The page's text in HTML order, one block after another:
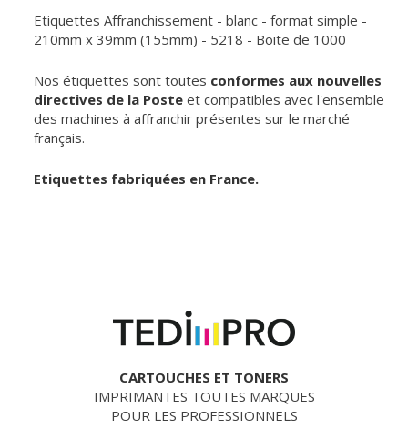
CARTOUCHES ET TONERS
IMPRIMANTES TOUTES MARQUES
POUR LES PROFESSIONNELS
Etiquettes Affranchissement - blanc - format simple -
210mm x 39mm (155mm) - 5218 - Boite de 1000
Nos étiquettes sont toutes conformes aux nouvelles
directives de la Poste et compatibles avec l'ensemble
des machines à affranchir présentes sur le marché
français.
Etiquettes fabriquées en France.